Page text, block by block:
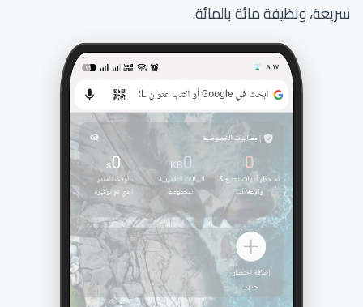
سريعة، ونظيفة مائة بالمائة.